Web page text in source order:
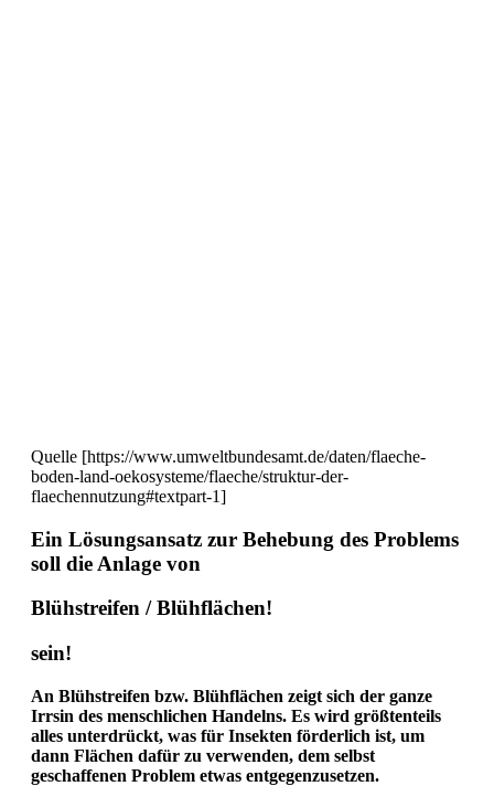
Quelle [https://www.umweltbundesamt.de/daten/flaeche-
boden-land-oekosysteme/flaeche/struktur-der-
flaechennutzung#textpart-1]
Ein Lösungsansatz zur Behebung des Problems
soll die Anlage von
Blühstreifen / Blühflächen!
sein!
An Blühstreifen bzw. Blühflächen zeigt sich der ganze
Irrsin des menschlichen Handelns. Es wird größtenteils
alles unterdrückt, was für Insekten förderlich ist, um
dann Flächen dafür zu verwenden, dem selbst
geschaffenen Problem etwas entgegenzusetzen.